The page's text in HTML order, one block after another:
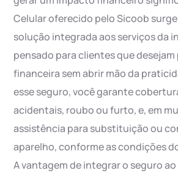
Celular oferecido pelo Sicoob
solução integrada aos serviços da
pensado para clientes que
financeira sem abrir mão da
esse seguro, você garante
acidentais, roubo ou furto, e, em
assistência para substituição ou
aparelho, conforme as condições
A vantagem de integrar o seguro